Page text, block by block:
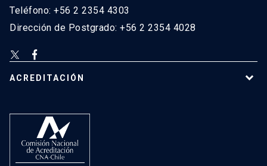
Teléfono: +56 2 2354 4303
Dirección de Postgrado: +56 2 2354 4028
ACREDITACIÓN